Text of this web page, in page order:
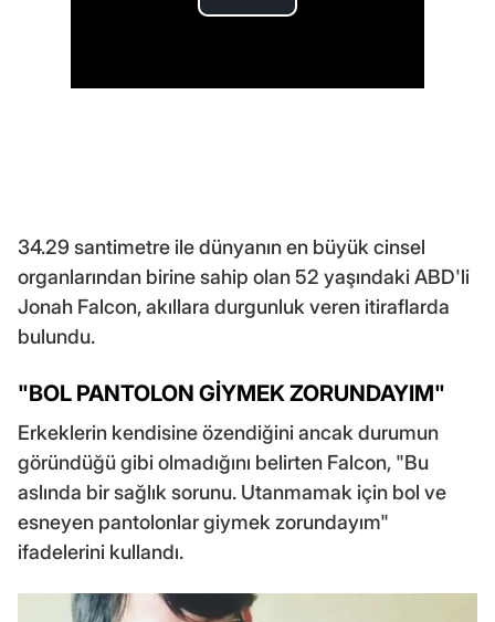
34.29 santimetre ile dünyanın en büyük cinsel
organlarından birine sahip olan 52 yaşındaki ABD'li
Jonah Falcon, akıllara durgunluk veren itiraflarda
bulundu.
"BOL PANTOLON GİYMEK ZORUNDAYIM"
Erkeklerin kendisine özendiğini ancak durumun
göründüğü gibi olmadığını belirten Falcon, "Bu
aslında bir sağlık sorunu. Utanmamak için bol ve
esneyen pantolonlar giymek zorundayım"
ifadelerini kullandı.